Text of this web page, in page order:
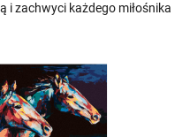
i zachwyci każdego miłośnika